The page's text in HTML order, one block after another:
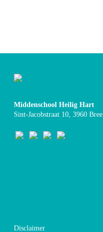
Middenschool Heilig Hart
Sint-Jacobstraat 10, 3960 Bree
Disclaimer